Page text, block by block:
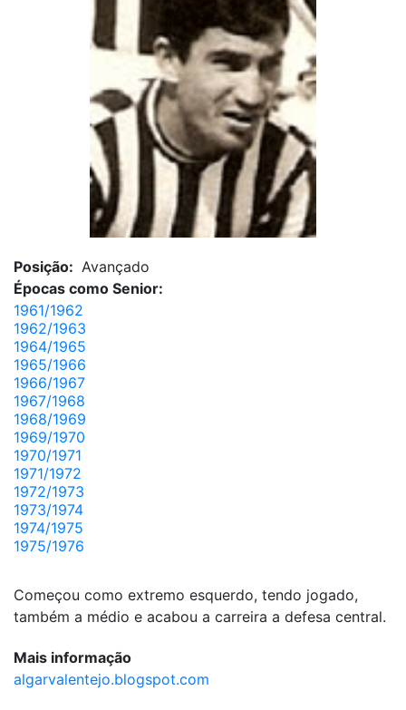
Posição: Avançado
Épocas como Senior:
1961/1962
1962/1963
1964/1965
1965/1966
1966/1967
1967/1968
1968/1969
1969/1970
1970/1971
1971/1972
1972/1973
1973/1974
1974/1975
1975/1976
Começou como extremo esquerdo, tendo jogado,
também a médio e acabou a carreira a defesa central.
Mais informação
algarvalentejo.blogspot.com